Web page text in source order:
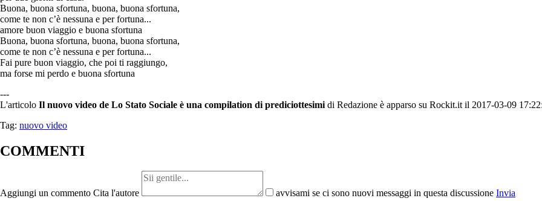
Buona, buona sfortuna, buona, buona sfortuna,
come te non c’è nessuna e per fortuna...
amore buon viaggio e buona sfortuna
Buona, buona sfortuna, buona, buona sfortuna,
come te non c’è nessuna e per fortuna...
Fai pure buon viaggio, che poi ti raggiungo,
ma forse mi perdo e buona sfortuna
---
L'articolo Il nuovo video de Lo Stato Sociale è una compilation di prediciottesimi di Redazione è apparso su Rockit.it il 2017-03-09
Tag: nuovo video
COMMENTI
Aggiungi un commento Cita l'autore avvisami se ci sono nuovi messaggi in questa discussione Invia